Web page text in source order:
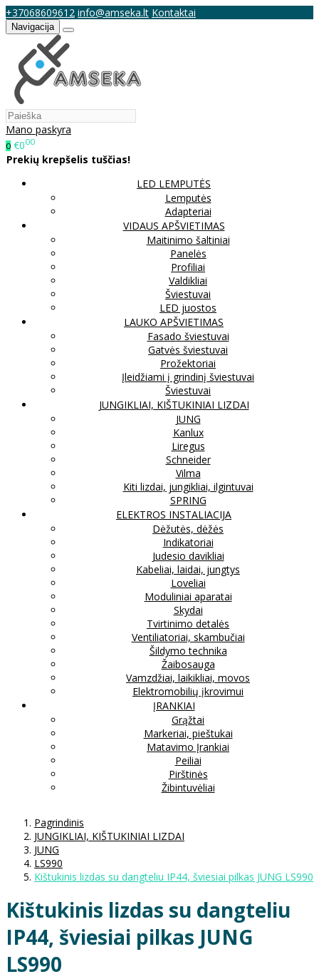
+37068609612 info@amseka.lt Kontaktai
Navigacija
Mano paskyra
0 €000
Prekių krepšelis tuščias!
LED LEMPUTĖS
Lemputės
Adapteriai
VIDAUS APŠVIETIMAS
Maitinimo šaltiniai
Panelės
Profiliai
Valdikliai
Šviestuvai
LED juostos
LAUKO APŠVIETIMAS
Fasado šviestuvai
Gatvės šviestuvai
Prožektoriai
Įleidžiami į grindinį šviestuvai
Šviestuvai
JUNGIKLIAI, KIŠTUKINIAI LIZDAI
JUNG
Kanlux
Liregus
Schneider
Vilma
Kiti lizdai, jungikliai, ilgintuvai
SPRING
ELEKTROS INSTALIACIJA
Dėžutės, dėžės
Indikatoriai
Judesio davikliai
Kabeliai, laidai, jungtys
Loveliai
Moduliniai aparatai
Skydai
Tvirtinimo detalės
Ventiliatoriai, skambučiai
Šildymo technika
Žaibosauga
Vamzdžiai, laikikliai, movos
Elektromobilių įkrovimui
ĮRANKIAI
Grąžtai
Markeriai, pieštukai
Matavimo Įrankiai
Peiliai
Pirštinės
Žibintuvėliai
Pagrindinis
JUNGIKLIAI, KIŠTUKINIAI LIZDAI
JUNG
LS990
Kištukinis lizdas su dangteliu IP44, šviesiai pilkas JUNG LS990
Kištukinis lizdas su dangteliu
IP44, šviesiai pilkas JUNG
LS990